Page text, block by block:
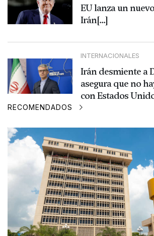
EU lanza un
Irán[...]
INTERNACIONALES
Irán desmiente a
asegura que no
con Estados
RECOMENDADOS